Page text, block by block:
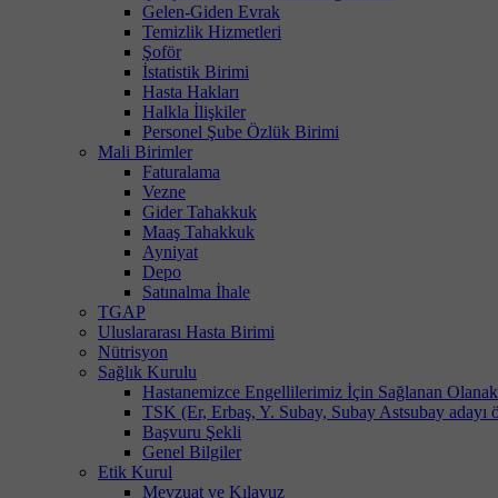
Gelen-Giden Evrak
Temizlik Hizmetleri
Şoför
İstatistik Birimi
Hasta Hakları
Halkla İlişkiler
Personel Şube Özlük Birimi
Mali Birimler
Faturalama
Vezne
Gider Tahakkuk
Maaş Tahakkuk
Ayniyat
Depo
Satınalma İhale
TGAP
Uluslararası Hasta Birimi
Nütrisyon
Sağlık Kurulu
Hastanemizce Engellilerimiz İçin Sağlanan
TSK (Er, Erbaş, Y. Subay, Subay Astsubay adayı
Başvuru Şekli
Genel Bilgiler
Etik Kurul
Mevzuat ve Kılavuz